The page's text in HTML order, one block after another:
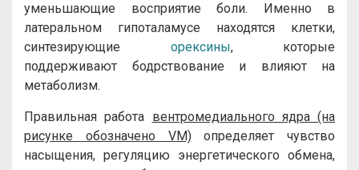
уменьшающие восприятие боли. Именно в
латеральном гипоталамусе находятся клетки,
синтезирующие орексины, которые
поддерживают бодрствование и влияют на
метаболизм.
Правильная работа вентромедиального ядра (на
рисунке обозначено VM)определяет чувство
насыщения, регуляцию энергетического обмена,